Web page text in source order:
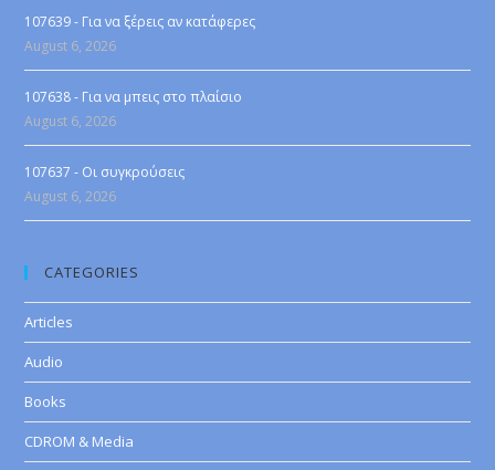
107639 - Για να ξέρεις αν κατάφερες
August 6, 2026
107638 - Για να μπεις στο πλαίσιο
August 6, 2026
107637 - Οι συγκρούσεις
August 6, 2026
CATEGORIES
Articles
Audio
Books
CDROM & Media